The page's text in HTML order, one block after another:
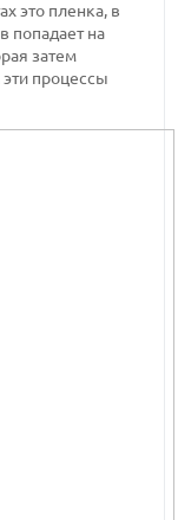
это пленка, в
попадает на
затем
процессы